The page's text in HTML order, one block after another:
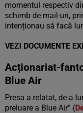
momentul respectiv
schimb de mail-uri,
intenționau să facă
VEZI DOCUMENTE
Acționariat-
Blue Air
Presa a relatat, de-a
preluare a Blue Air” (